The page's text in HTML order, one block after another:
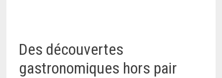
Des découvertes
gastronomiques hors pair